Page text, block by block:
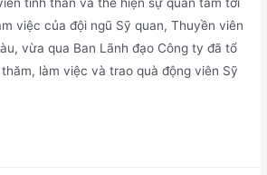
tinh thần và thể hiện sự quan tâm tới
việc của đội ngũ Sỹ quan, Thuyền viên
vừa qua Ban Lãnh đạo Công ty đã tổ
làm việc và trao quà động viên Sỹ